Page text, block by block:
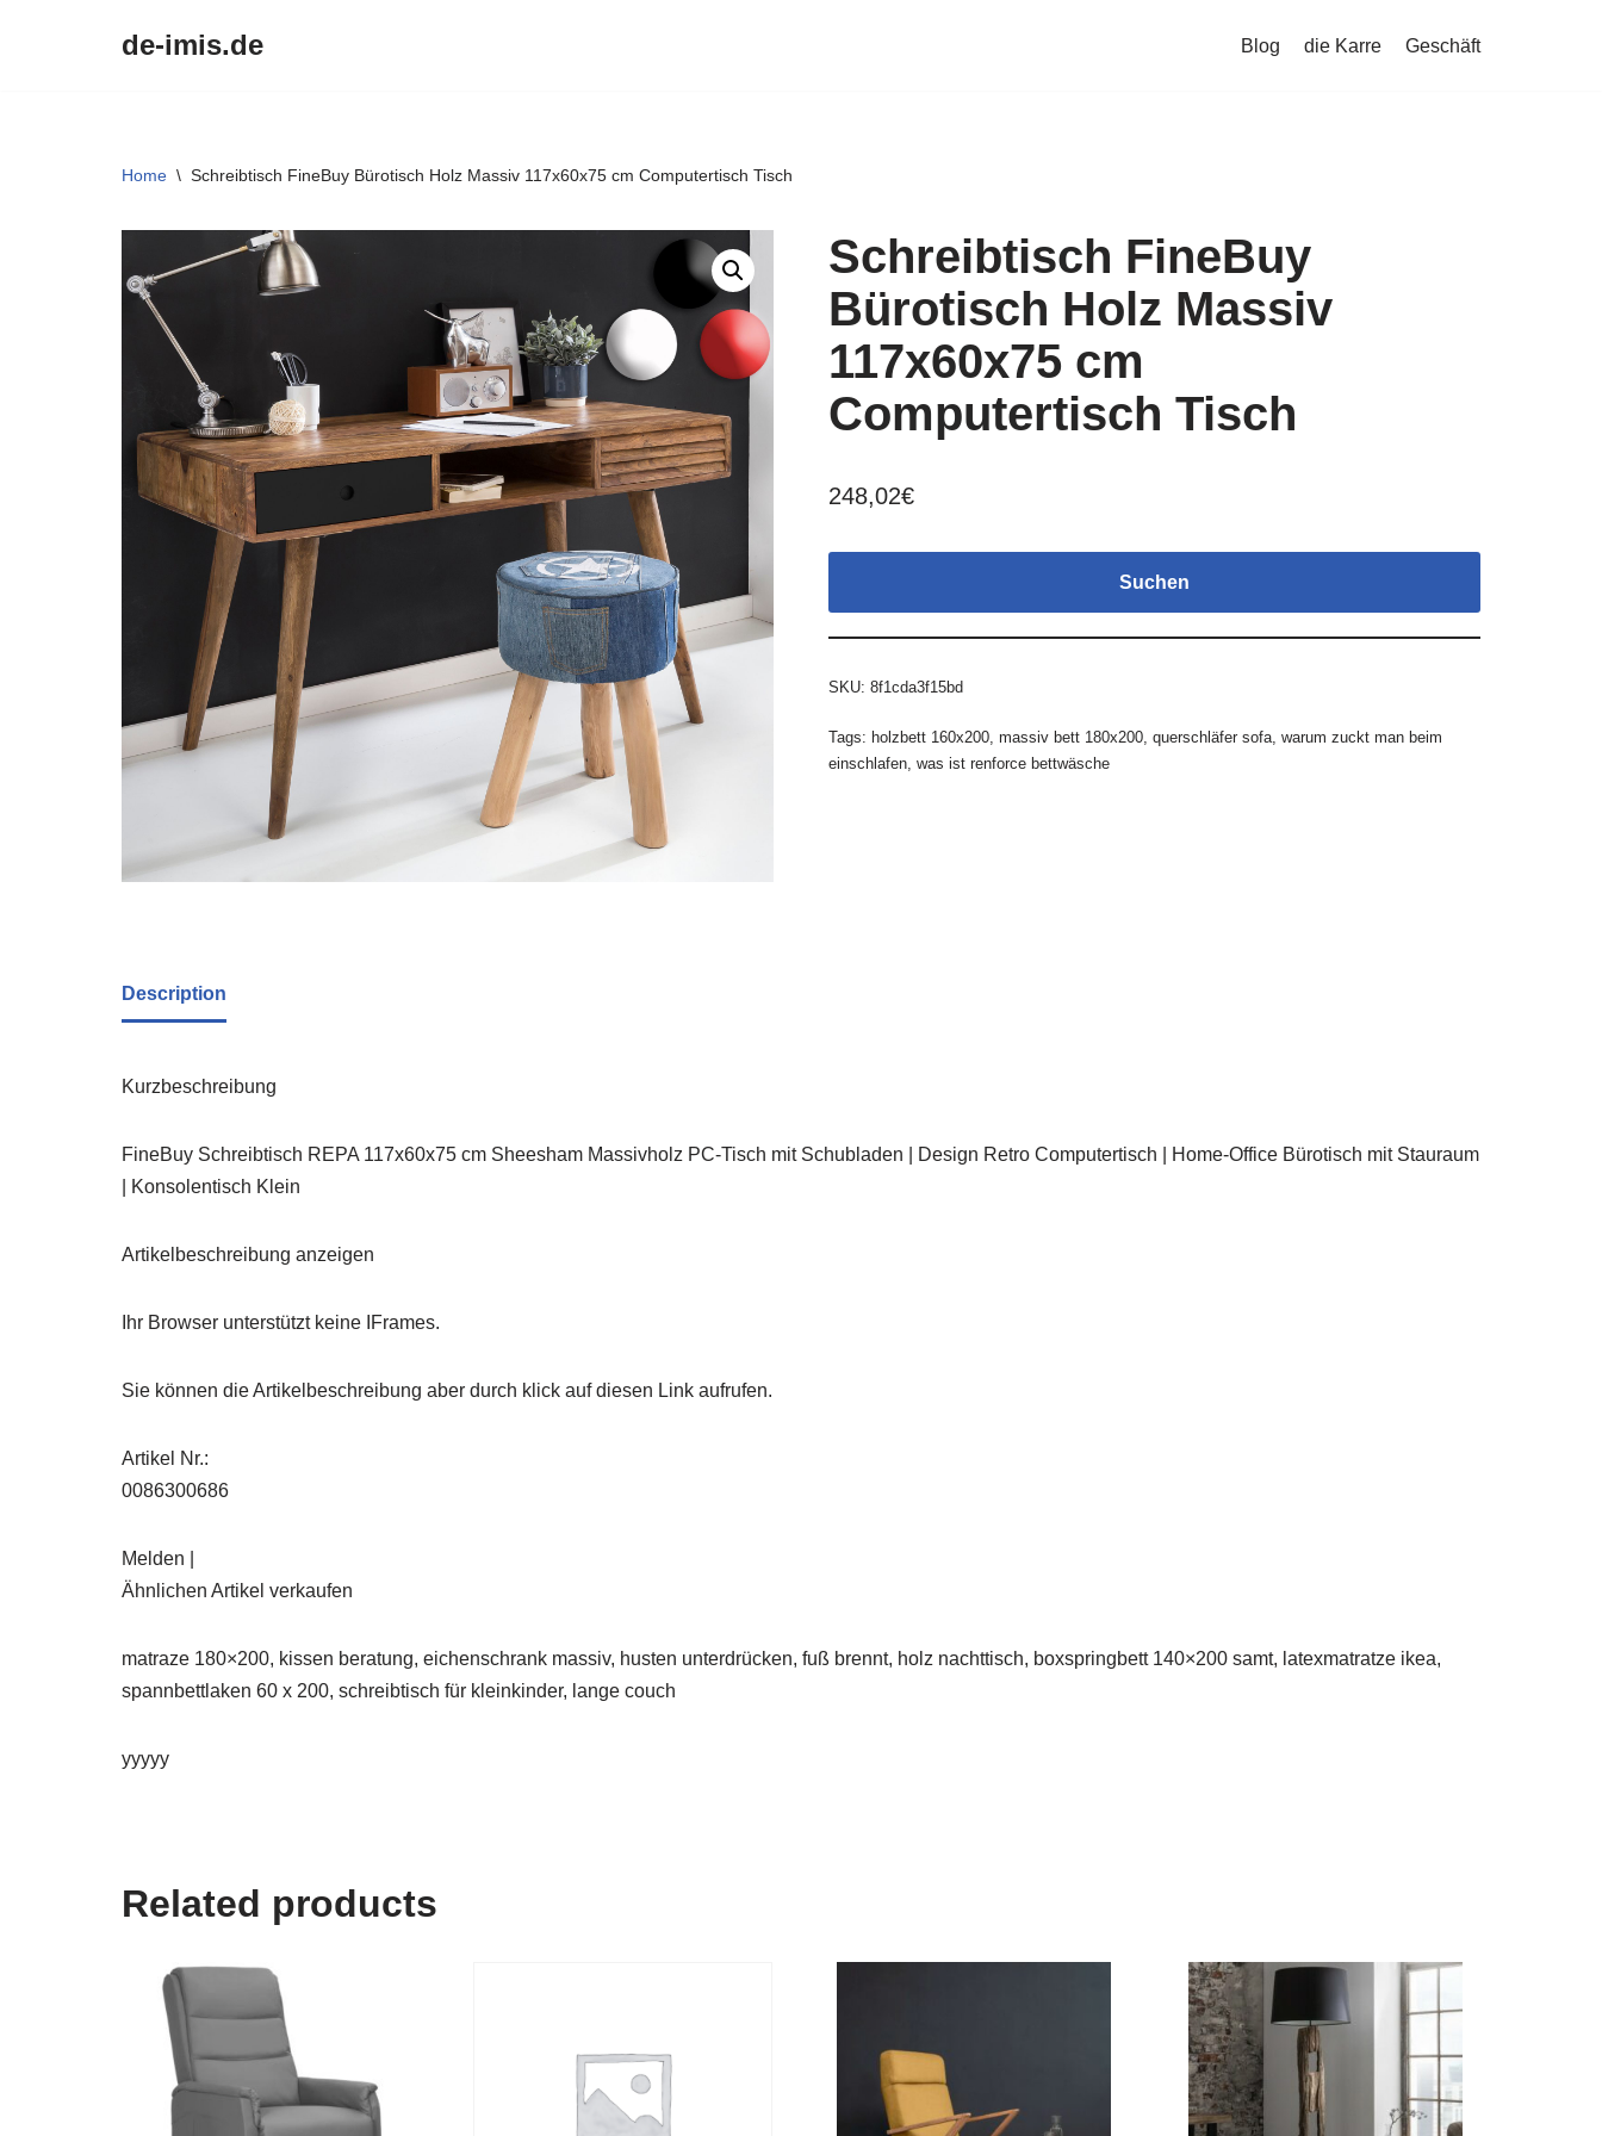
de-imis.de Blog die Karre Geschäft
Home \ Schreibtisch FineBuy Bürotisch Holz Massiv 117x60x75 cm Computertisch Tisch
Schreibtisch FineBuy
Bürotisch Holz Massiv
117x60x75 cm
Computertisch Tisch
248,02€
Suchen
SKU: 8f1cda3f15bd
Tags: holzbett 160x200, massiv bett 180x200, querschläfer sofa, warum zuckt man beim
einschlafen, was ist renforce bettwäsche
Description
Kurzbeschreibung
FineBuy Schreibtisch REPA 117x60x75 cm Sheesham Massivholz PC-Tisch mit Schubladen | Design Retro Computertisch | Home-Office Bürotisch mit Stauraum
| Konsolentisch Klein
Artikelbeschreibung anzeigen
Ihr Browser unterstützt keine IFrames.
Sie können die Artikelbeschreibung aber durch klick auf diesen Link aufrufen.
Artikel Nr.:
0086300686
Melden |
Ähnlichen Artikel verkaufen
matraze 180×200, kissen beratung, eichenschrank massiv, husten unterdrücken, fuß brennt, holz nachttisch, boxspringbett 140×200 samt, latexmatratze ikea,
spannbettlaken 60 x 200, schreibtisch für kleinkinder, lange couch
yyyyy
Related products